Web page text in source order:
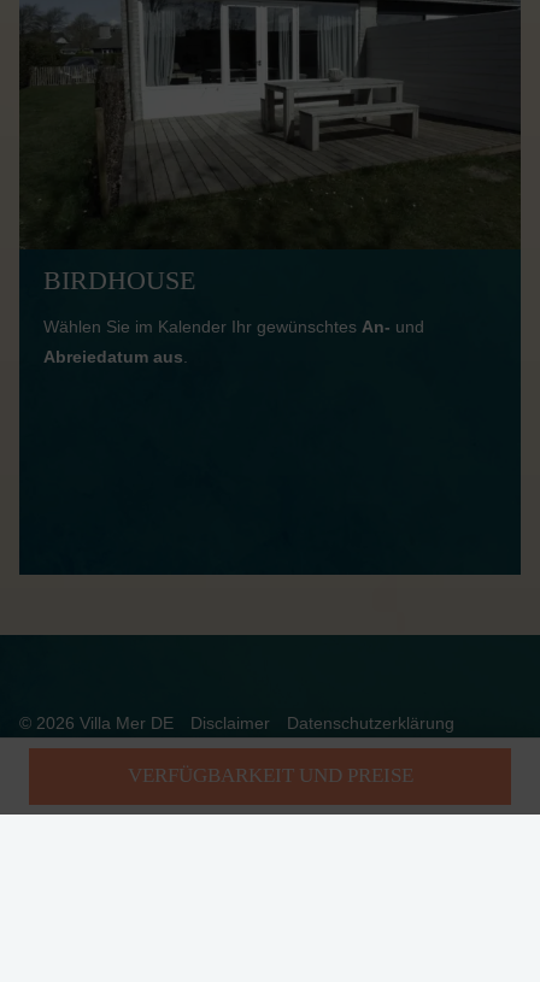
VERFÜGBARKEIT UND PREISE
BIRDHOUSE
Wählen Sie im Kalender Ihr gewünschtes An- und
Abreiedatum aus.
© 2026 Villa Mer DE Disclaimer
Datenschutzerklärung
Allgemeine Bedingungen
Betriebszeiten
Impressum
Realisatie: Holiday Media